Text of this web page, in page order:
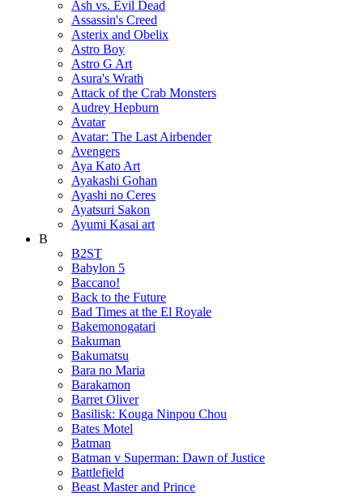
Ash vs. Evil Dead
Assassin's Creed
Asterix and Obelix
Astro Boy
Astro G Art
Asura's Wrath
Attack of the Crab Monsters
Audrey Hepburn
Avatar
Avatar: The Last Airbender
Avengers
Aya Kato Art
Ayakashi Gohan
Ayashi no Ceres
Ayatsuri Sakon
Ayumi Kasai art
B
B2ST
Babylon 5
Baccano!
Back to the Future
Bad Times at the El Royale
Bakemonogatari
Bakuman
Bakumatsu
Bara no Maria
Barakamon
Barret Oliver
Basilisk: Kouga Ninpou Chou
Bates Motel
Batman
Batman v Superman: Dawn of Justice
Battlefield
Beast Master and Prince